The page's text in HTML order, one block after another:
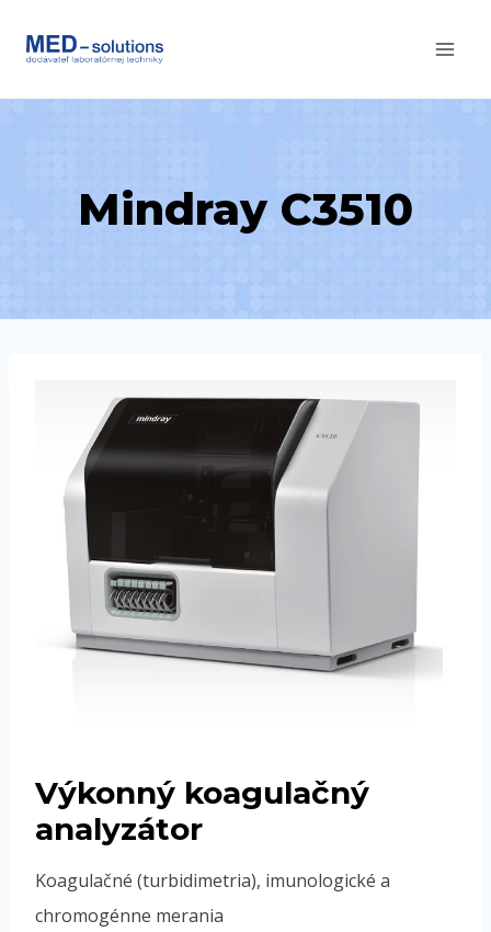
Mindray C3510
Výkonný koagulačný
analyzátor
Koagulačné (turbidimetria), imunologické a
chromogénne merania